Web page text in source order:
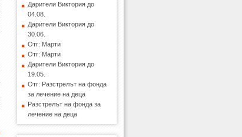
Дарители Виктория до
04.08.
Дарители Виктория до
30.06.
Отг: Марти
Отг: Марти
Дарители Виктория до
19.05.
Отг: Разстрелът на фонда
за лечение на деца
Разстрелът на фонда за
лечение на деца